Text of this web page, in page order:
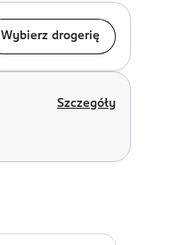
Wybierz drogerię
Szczegóły